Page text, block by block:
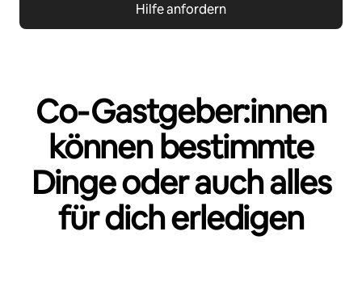
Hilfe anfordern
Co‑Gastgeber:innen
können bestimmte
Dinge oder auch alles
für dich erledigen